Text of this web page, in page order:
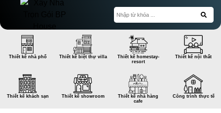
Thiết kế nhà phố Thiết kế biệt thự villa
Thiết kế homestay-
resort
Thiết kế nội thất
Thiết kế khách sạn Thiết kế showroom
Thiết kế nhà hàng
cafe
Công trình thực tế